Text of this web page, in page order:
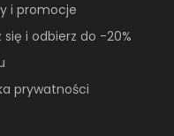
i promocje
się i odbierz do -20%
prywatności